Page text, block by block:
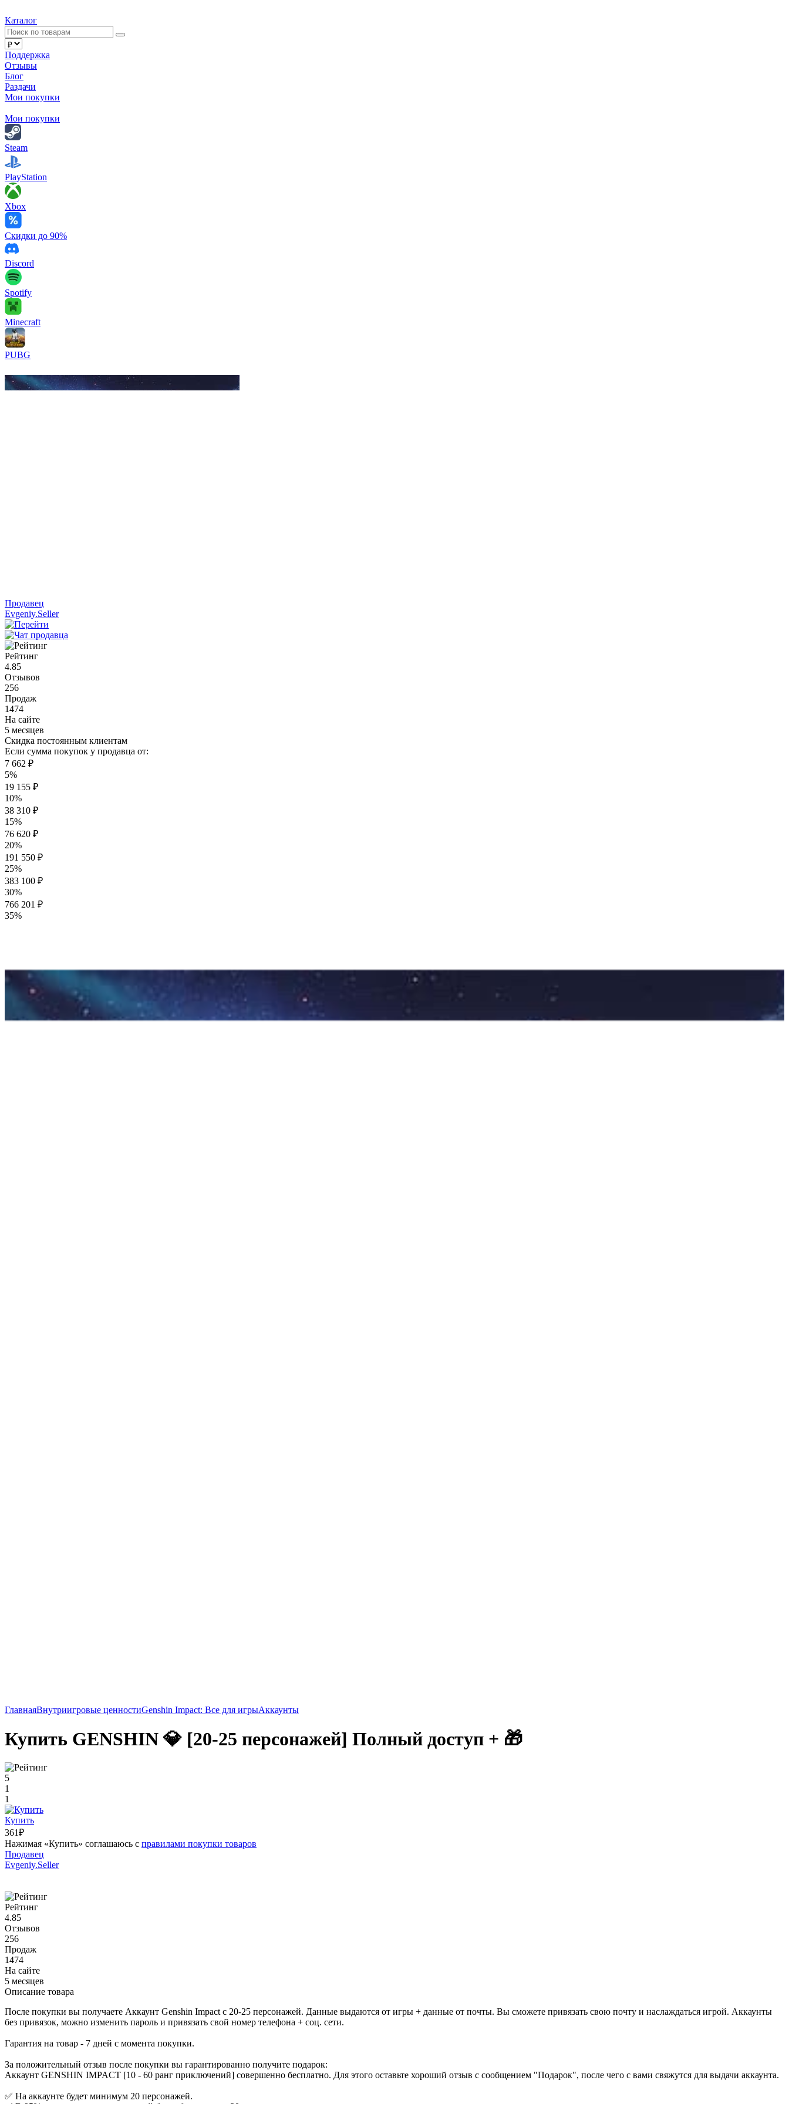
Каталог
Поддержка
Отзывы
Блог
Раздачи
Мои покупки
Мои покупки
Steam
PlayStation
Xbox
Скидки до 90%
Discord
Spotify
Minecraft
PUBG
Продавец
Evgeniy.Seller
Рейтинг
4.85
Отзывов
256
Продаж
1474
На сайте
5 месяцев
Скидка постоянным клиентам
Если сумма покупок у продавца от:
7 662 ₽
5%
19 155 ₽
10%
38 310 ₽
15%
76 620 ₽
20%
191 550 ₽
25%
383 100 ₽
30%
766 201 ₽
35%
ГлавнаяВнутриигровые ценностиGenshin Impact: Все для игрыАккаунты
Купить GENSHIN 💎 [20-25 персонажей] Полный доступ + 🎁
5
1
1
Купить
361₽
Нажимая «Купить» соглашаюсь с правилами покупки товаров
Продавец
Evgeniy.Seller
Рейтинг
4.85
Отзывов
256
Продаж
1474
На сайте
5 месяцев
Описание товара
После покупки вы получаете Аккаунт Genshin Impact с 20-25 персонажей. Данные выдаются от игры + данные от почты. Вы сможете привязать свою почту и наслаждаться игрой. Аккаунты
без привязок, можно изменить пароль и привязать свой номер телефона + соц. сети.
Гарантия на товар - 7 дней с момента покупки.
За положительный отзыв после покупки вы гарантированно получите подарок:
Аккаунт GENSHIN IMPACT [10 - 60 ранг приключений] совершенно бесплатно. Для этого оставьте хороший отзыв с сообщением "Подарок", после чего с вами свяжутся для выдачи аккаунта.
✅ На аккаунте будет минимум 20 персонажей.